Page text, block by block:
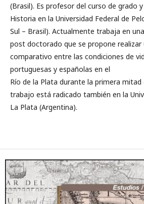
(Brasil). Es profesor del curso de grado
Historia en la Universidad Federal de
Sul – Brasil). Actualmente trabaja en
post doctorado que se propone realizar
comparativo entre las condiciones de
portuguesas y españolas en el
Río de la Plata durante la primera mitad
trabajo está radicado también en la
La Plata (Argentina).